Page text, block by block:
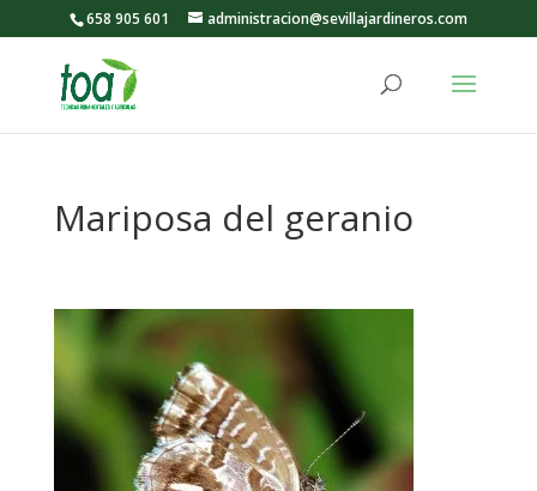
658 905 601 administracion@sevillajardineros.com
Mariposa del geranio